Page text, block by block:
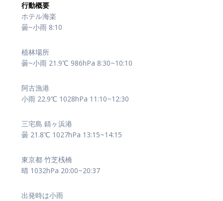
行動概要
ホテル海楽
曇~小雨 8:10
植林場所
曇~小雨 21.9℃ 986hPa 8:30~10:10
阿古漁港
小雨 22.9℃ 1028hPa 11:10~12:30
三宅島 錆ヶ浜港
曇 21.8℃ 1027hPa 13:15~14:15
東京都 竹芝桟橋
晴 1032hPa 20:00~20:37
出発時は小雨